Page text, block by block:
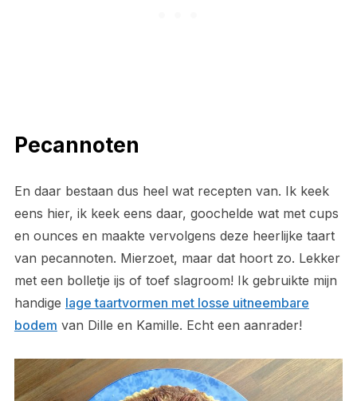
Pecannoten
En daar bestaan dus heel wat recepten van. Ik keek
eens hier, ik keek eens daar, goochelde wat met cups
en ounces en maakte vervolgens deze heerlijke taart
van pecannoten. Mierzoet, maar dat hoort zo. Lekker
met een bolletje ijs of toef slagroom! Ik gebruikte mijn
handige lage taartvormen met losse uitneembare
bodem van Dille en Kamille. Echt een aanrader!